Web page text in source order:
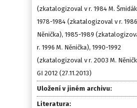
(zkatalogizoval v r. 1984 M.
1978-1984 (zkatalogizoval v r.
Něnička), 1985-1989
r. 1996 M. Něnička), 1990-1992
(zkatalogizoval v r. 2003 M.
GI 2012 (27.11.2013)
Uložení v jiném archivu:
Literatura: